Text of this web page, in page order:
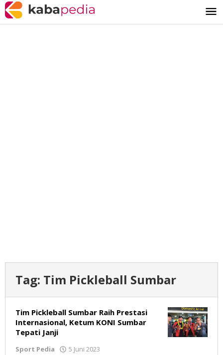
Lewati
ke
konten
Tag: Tim Pickleball Sumbar
Tim Pickleball Sumbar Raih Prestasi
Internasional, Ketum KONI Sumbar
Tepati Janji
Sport Pedia 5 Juni 2023